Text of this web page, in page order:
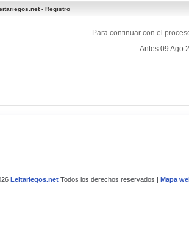
- Registro
Para continuar con el
Antes 09 Ago
Leitariegos.netTodos los derechos reservados | Mapa